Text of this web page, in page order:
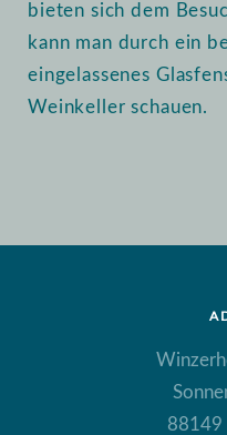
bieten sich dem
kann man durch ein
eingelassenes
Weinkeller schauen.
88149